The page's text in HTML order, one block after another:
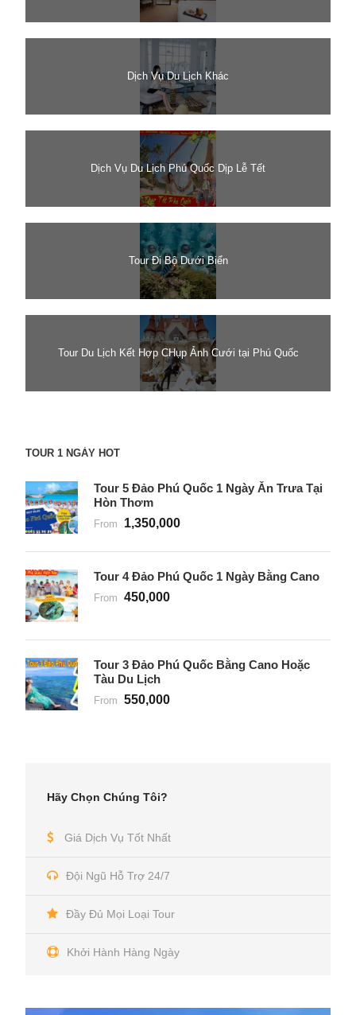
Dịch Vụ Du Lịch Khác
Dịch Vụ Du Lịch Phú Quốc Dịp Lễ Tết
Tour Đi Bộ Dưới Biển
Tour Du Lịch Kết Hợp CHụp Ảnh Cưới tại Phú Quốc
TOUR 1 NGÀY HOT
Tour 5 Đảo Phú Quốc 1 Ngày Ăn Trưa Tại
Hòn Thơm
From 1,350,000
Tour 4 Đảo Phú Quốc 1 Ngày Bằng Cano
From 450,000
Tour 3 Đảo Phú Quốc Bằng Cano Hoặc
Tàu Du Lịch
From 550,000
Hãy Chọn Chúng Tôi?
Giá Dịch Vụ Tốt Nhất
Đội Ngũ Hỗ Trợ 24/7
Đầy Đủ Mọi Loại Tour
Khởi Hành Hàng Ngày